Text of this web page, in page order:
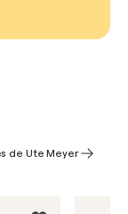
de Ute Meyer